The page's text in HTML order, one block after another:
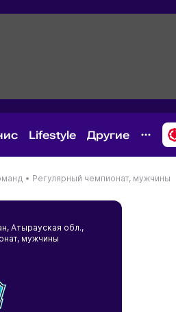
Lifestyle Другие
• Регулярный чемпионат, мужчины
, Атырауская обл.,
мужчины